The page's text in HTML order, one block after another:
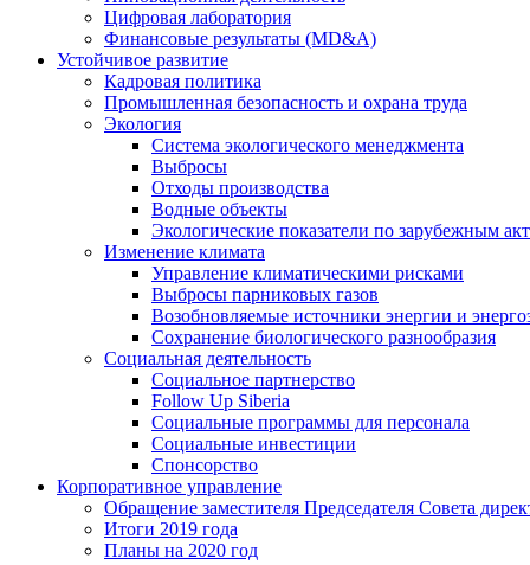
Цифровая лаборатория
Финансовые результаты (MD&A)
Устойчивое развитие
Кадровая политика
Промышленная безопасность и охрана труда
Экология
Система экологического менеджмента
Выбросы
Отходы производства
Водные объекты
Экологические показатели по зарубежным
Изменение климата
Управление климатическими рисками
Выбросы парниковых газов
Возобновляемые источники энергии и
Сохранение биологического разнообразия
Социальная деятельность
Социальное партнерство
Follow Up Siberia
Социальные программы для персонала
Социальные инвестиции
Спонсорство
Корпоративное управление
Обращение заместителя Председателя Совета
Итоги 2019 года
Планы на 2020 год